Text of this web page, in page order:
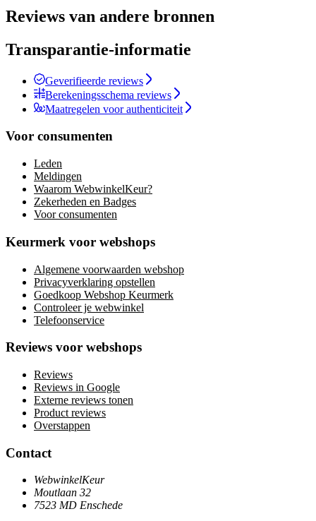
Reviews van andere bronnen
Transparantie-informatie
Geverifieerde reviews
Berekeningsschema reviews
Maatregelen voor authenticiteit
Voor consumenten
Leden
Meldingen
Waarom WebwinkelKeur?
Zekerheden en Badges
Voor consumenten
Keurmerk voor webshops
Algemene voorwaarden webshop
Privacyverklaring opstellen
Goedkoop Webshop Keurmerk
Controleer je webwinkel
Telefoonservice
Reviews voor webshops
Reviews
Reviews in Google
Externe reviews tonen
Product reviews
Overstappen
Contact
WebwinkelKeur
Moutlaan 32
7523 MD Enschede